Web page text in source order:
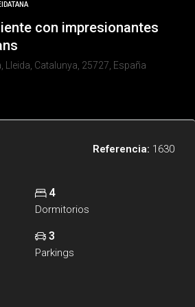
con impresionantes
Lleida, Catalunya, 25727, España
Referencia: 1630
4
Dormitorios
3
Parkings